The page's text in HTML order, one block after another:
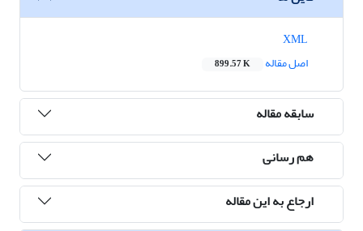
اصل مقاله
899.57 K
سابقه مقاله
هم رسانی
ارجاع به این مقاله